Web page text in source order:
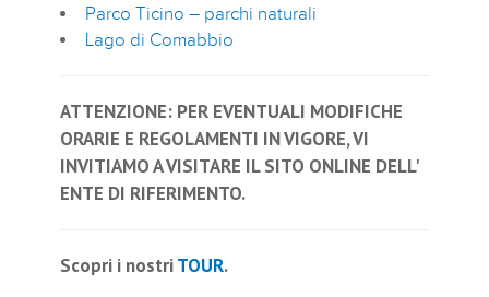
Parco Ticino – parchi naturali
Lago di Comabbio
ATTENZIONE: PER EVENTUALI MODIFICHE
ORARIE E REGOLAMENTI IN VIGORE, VI
INVITIAMO A VISITARE IL SITO ONLINE DELL'
ENTE DI RIFERIMENTO.
Scopri i nostriTOUR.